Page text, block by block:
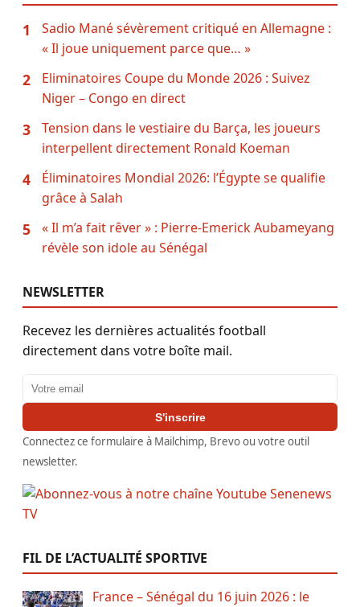
1
Sadio Mané sévèrement critiqué en Allemagne :
« Il joue uniquement parce que… »
2
Eliminatoires Coupe du Monde 2026 : Suivez
Niger – Congo en direct
3
Tension dans le vestiaire du Barça, les joueurs
interpellent directement Ronald Koeman
4
Éliminatoires Mondial 2026: l’Égypte se qualifie
grâce à Salah
5
« Il m’a fait rêver » : Pierre-Emerick Aubameyang
révèle son idole au Sénégal
NEWSLETTER
Recevez les dernières actualités football
directement dans votre boîte mail.
Adresse email
S'inscrire
Connectez ce formulaire à Mailchimp, Brevo ou votre outil
newsletter.
FIL DE L’ACTUALITÉ SPORTIVE
France – Sénégal du 16 juin 2026 : le